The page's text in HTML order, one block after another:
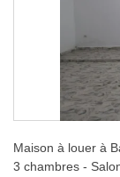
Maison à louer à
3 chambres -